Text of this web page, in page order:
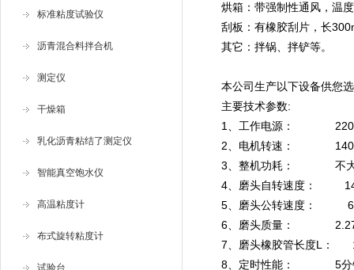
标准粘度试验仪
沥青混合料拌合机
测定仪
干燥箱
乳化沥青粘结了测定仪
智能真空饱水仪
高温粘度计
布式旋转粘度计
试验台
烘箱：带强制性通风，温
刮板：有橡胶刮片，长
其它：拌锅、拌铲等。
本公司生产以下设备供您
主要技术参数:
1、工作电源：
2、电机转速：
3、整机功耗： 不大
4、磨头自转速度：
5、磨头公转速度：
6、磨头质量：
7、磨头橡胶管长度L：
8、定时性能： 5分